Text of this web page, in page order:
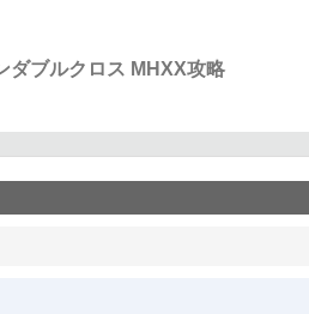
ダブルクロス MHXX攻略